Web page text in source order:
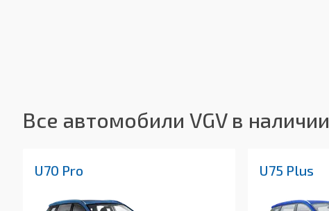
Все автомобили VGV в наличии
U70 Pro U75 Plus